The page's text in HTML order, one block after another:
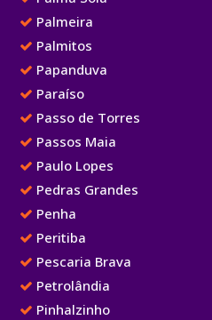
Palmeira
Palmitos
Papanduva
Paraíso
Passo de Torres
Passos Maia
Paulo Lopes
Pedras Grandes
Penha
Peritiba
Pescaria Brava
Petrolândia
Pinhalzinho